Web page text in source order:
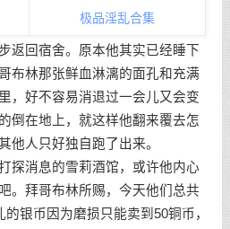
极品淫乱合集
返回宿舍。原本他其实已经睡下
布林那张鲜血淋漓的面孔和充满
，好不容易消退过一会儿又会变
倒在地上，就这样他翻来覆去怎
他人只好独自跑了出来。
探消息的雪莉酒馆，或许他内心
。拜哥布林所赐，今天他们总共
银币因为磨损只能卖到50铜币，